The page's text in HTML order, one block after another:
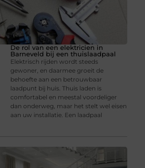
De rol van een elektricien in
Barneveld bij een thuislaadpaal
Elektrisch rijden wordt steeds
gewoner, en daarmee groeit de
behoefte aan een betrouwbaar
laadpunt bij huis. Thuis laden is
comfortabel en meestal voordeliger
dan onderweg, maar het stelt wel eisen
aan uw installatie. Een laadpaal